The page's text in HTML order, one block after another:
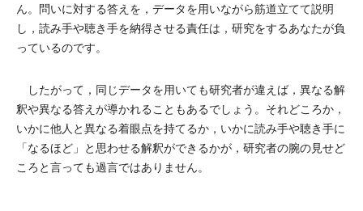
ん。問いに対する答えを，データを用いながら筋道立てて説明
し，読み手や聴き手を納得させる責任は，研究をするあなたが負
っているのです。
したがって，同じデータを用いても研究者が違えば，異なる解
釈や異なる答えが導かれることもあるでしょう。それどころか，
いかに他人と異なる着眼点を持てるか，いかに読み手や聴き手に
「なるほど」と思わせる解釈ができるかが，研究者の腕の見せど
ころと言っても過言ではありません。